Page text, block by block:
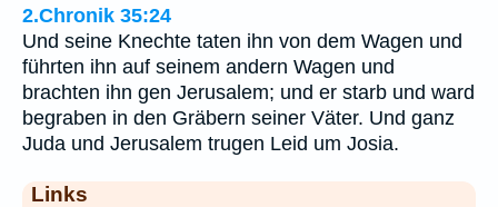
2.Chronik 35:24
Und seine Knechte taten ihn von dem Wagen und
führten ihn auf seinem andern Wagen und
brachten ihn gen Jerusalem; und er starb und ward
begraben in den Gräbern seiner Väter. Und ganz
Juda und Jerusalem trugen Leid um Josia.
Links